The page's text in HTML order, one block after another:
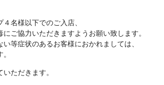
名様以下でのご入店、
ご協力いただきますようお願い致します。
等症状のあるお客様におかれましては、
ただきます。